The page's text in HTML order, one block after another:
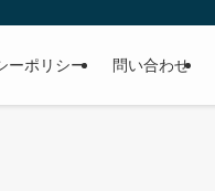
ーポリシー 問い合わせ